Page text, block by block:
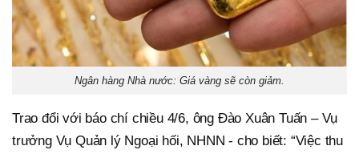
Ngân hàng Nhà nước: Giá vàng sẽ còn giảm.
Trao đổi với báo chí chiều 4/6, ông Đào Xuân Tuấn – Vụ
trưởng Vụ Quản lý Ngoại hối, NHNN - cho biết: “Việc thu